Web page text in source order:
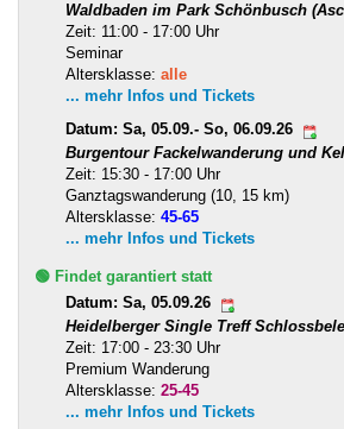
Waldbaden im Park Schönbusch
Zeit: 11:00 - 17:00 Uhr
Seminar
Altersklasse: alle
... mehr Infos und Tickets
Datum: Sa, 05.09.- So, 06.09.26
Burgentour Fackelwanderung und
Zeit: 15:30 - 17:00 Uhr
Ganztagswanderung (10, 15 km)
Altersklasse: 45-65
... mehr Infos und Tickets
🟢 Findet garantiert statt
Datum: Sa, 05.09.26
Heidelberger Single Treff
Zeit: 17:00 - 23:30 Uhr
Premium Wanderung
Altersklasse: 25-45
... mehr Infos und Tickets